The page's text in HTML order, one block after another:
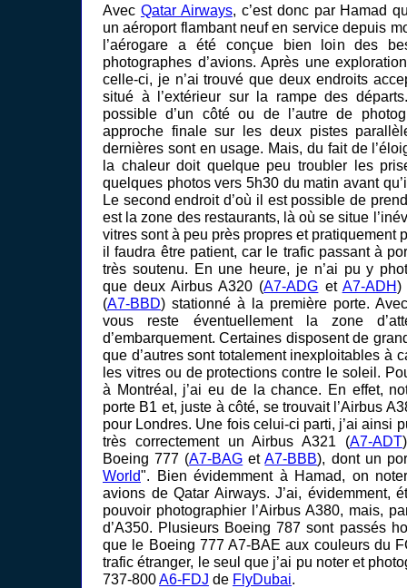
Avec Qatar Airways, c’est donc par Hamad
un aéroport flambant neuf en service depuis
l’aérogare a été conçue bien loin des
photographes d’avions. Après une
celle-ci, je n’ai trouvé que deux endroits
situé à l’extérieur sur la rampe des
possible d’un côté ou de l’autre de
approche finale sur les deux pistes
dernières sont en usage. Mais, du fait de
la chaleur doit quelque peu troubler les
quelques photos vers 5h30 du matin avant
Le second endroit d’où il est possible de
est la zone des restaurants, là où se situe
vitres sont à peu près propres et pratiquement
il faudra être patient, car le trafic passant à
très soutenu. En une heure, je n’ai pu y
que deux Airbus A320 (A7-ADG et A7-ADH)
(A7-BBD) stationné à la première porte.
vous reste éventuellement la zone
d’embarquement. Certaines disposent de
que d’autres sont totalement inexploitables à
les vitres ou de protections contre le soleil.
à Montréal, j’ai eu de la chance. En effet,
porte B1 et, juste à côté, se trouvait l’Airbus
pour Londres. Une fois celui-ci parti, j’ai ainsi
très correctement un Airbus A321 (A7-ADT
Boeing 777 (A7-BAG etA7-BBB), dont un
World". Bien évidemment à Hamad, on
avions de Qatar Airways. J’ai, évidemment,
pouvoir photographier l’Airbus A380, mais,
d’A350. Plusieurs Boeing 787 sont passés
que le Boeing 777 A7-BAE aux couleurs du
trafic étranger, le seul que j’ai pu noter et
737-800A6-FDJ de FlyDubai.